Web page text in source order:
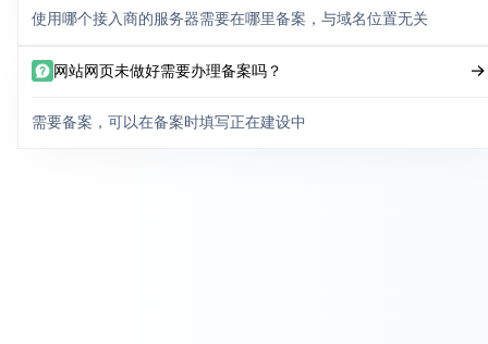
使用哪个接入商的服务器需要在哪里备案，与域名位置无关
网站网页未做好需要办理备案吗？
需要备案，可以在备案时填写正在建设中